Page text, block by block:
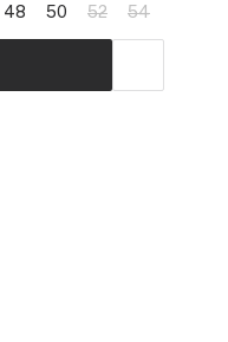
48 50 52 54